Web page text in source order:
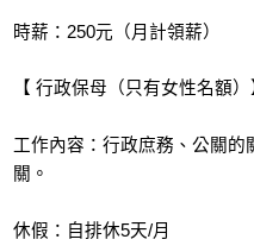
時薪：250元（月計領薪）
【 行政保母（只有女性名額）
工作內容：行政庶務、公關
關。
休假：自排休5天/月